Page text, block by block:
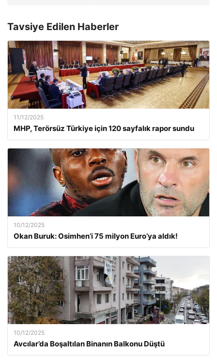
Tavsiye Edilen Haberler
11/12/2025
MHP, Terörsüz Türkiye için 120 sayfalık rapor sundu
10/12/2025
Okan Buruk: Osimhen’i 75 milyon Euro’ya aldık!
10/12/2025
Avcılar’da Boşaltılan Binanın Balkonu Düştü